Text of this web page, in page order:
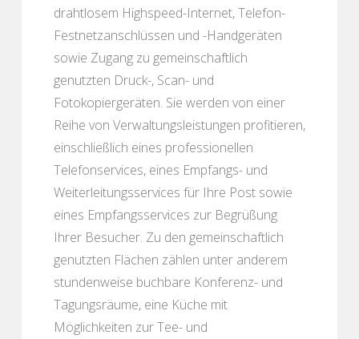
drahtlosem Highspeed-Internet, Telefon-
Festnetzanschlüssen und -Handgeräten
sowie Zugang zu gemeinschaftlich
genutzten Druck-, Scan- und
Fotokopiergeräten. Sie werden von einer
Reihe von Verwaltungsleistungen profitieren,
einschließlich eines professionellen
Telefonservices, eines Empfangs- und
Weiterleitungsservices für Ihre Post sowie
eines Empfangsservices zur Begrüßung
Ihrer Besucher. Zu den gemeinschaftlich
genutzten Flächen zählen unter anderem
stundenweise buchbare Konferenz- und
Tagungsräume, eine Küche mit
Möglichkeiten zur Tee- und